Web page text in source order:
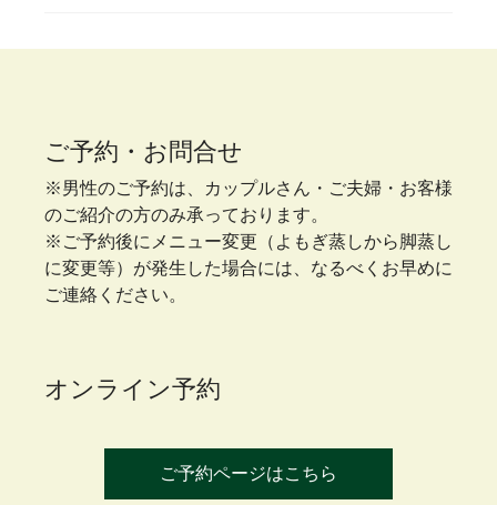
ご予約・お問合せ
※男性のご予約は、カップルさん・ご夫婦・お客様
のご紹介の方のみ承っております。
※ご予約後にメニュー変更（よもぎ蒸しから脚蒸し
に変更等）が発生した場合には、なるべくお早めに
ご連絡ください。
オンライン予約
ご予約ページはこちら